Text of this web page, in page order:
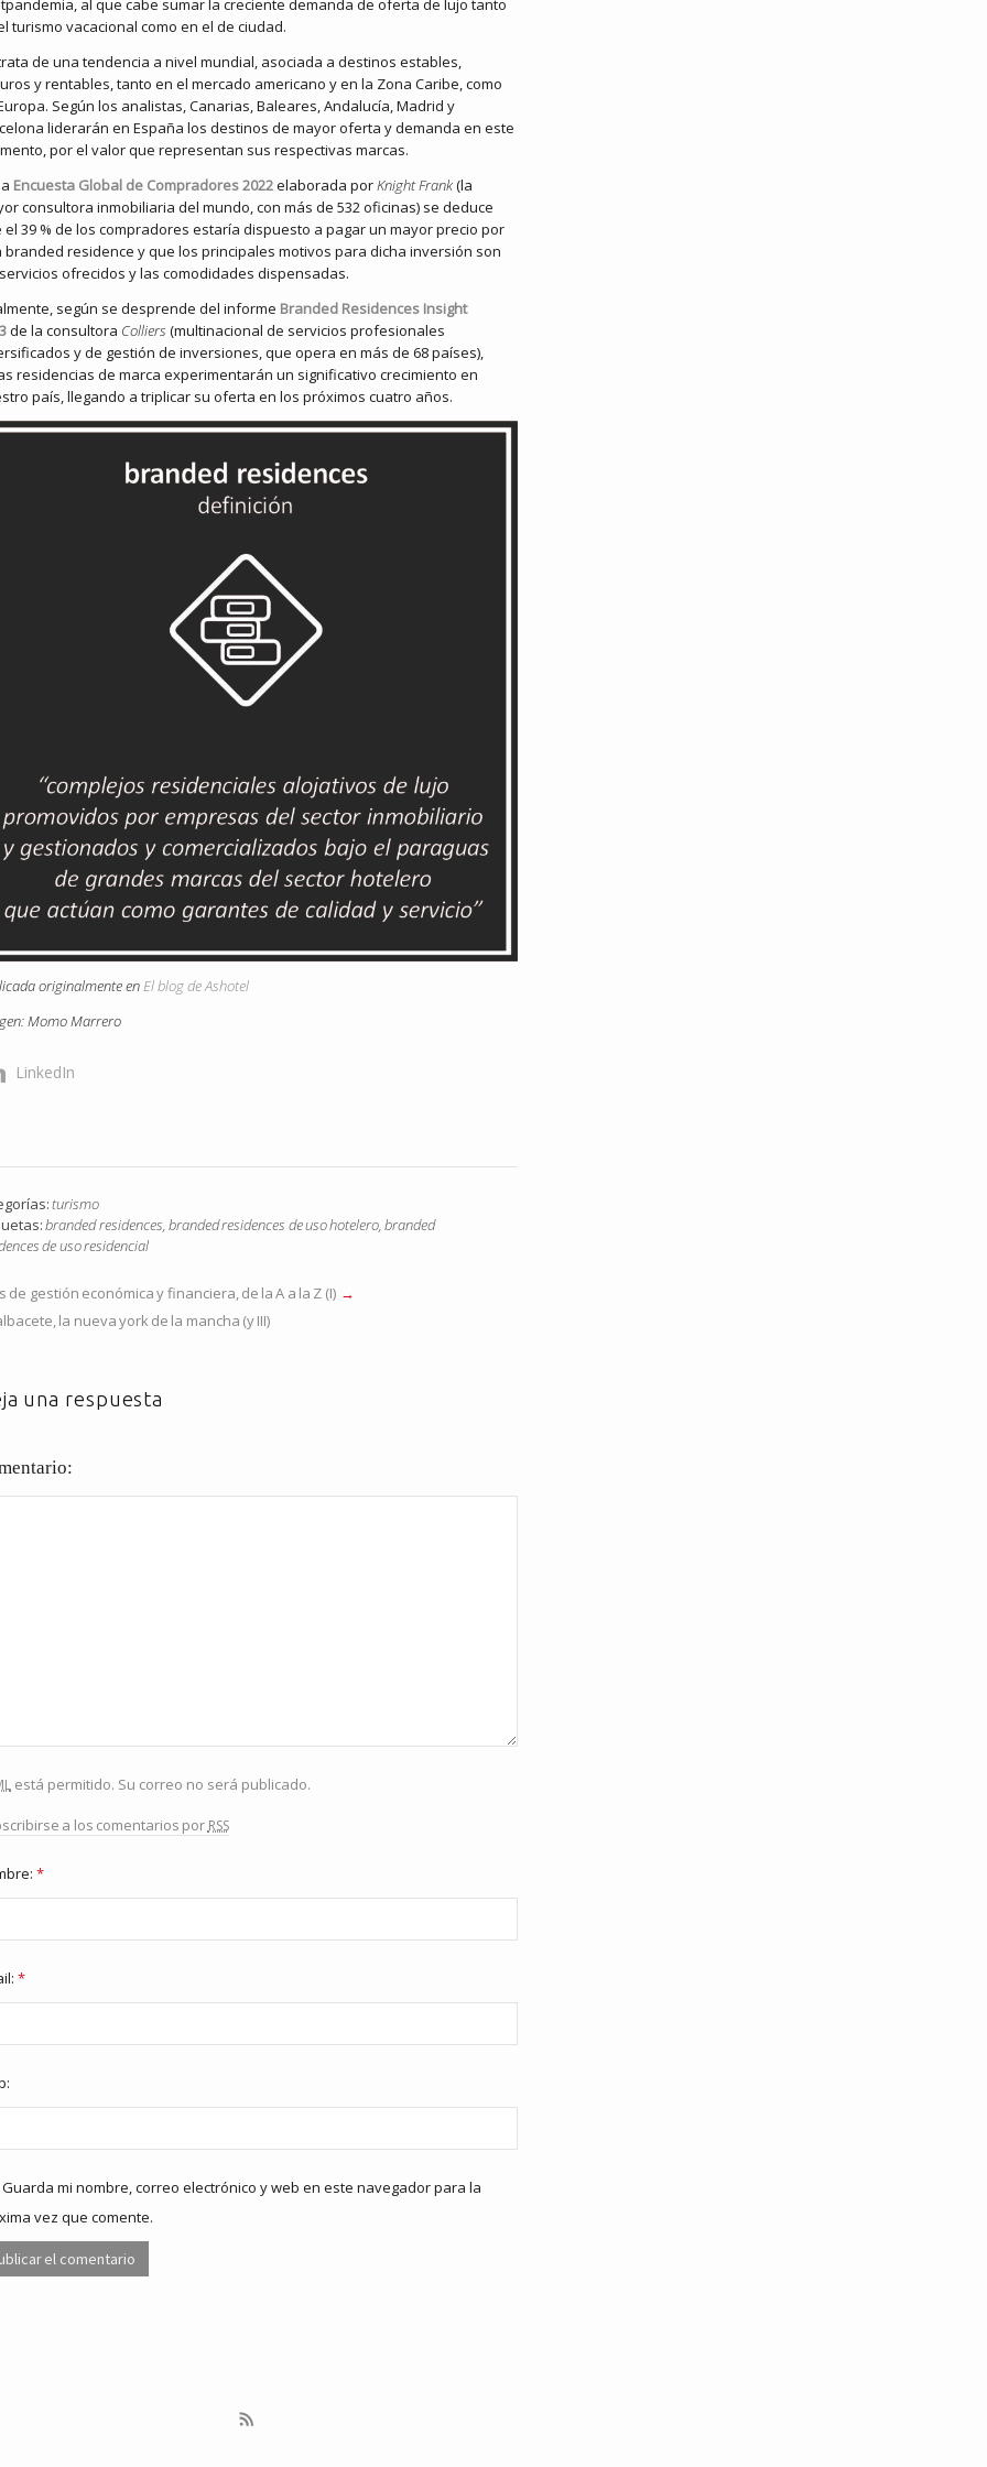
al que cabe sumar la creciente demanda de oferta de lujo tanto
turismo vacacional como en el de ciudad.
de una tendencia a nivel mundial, asociada a destinos estables,
y rentables, tanto en el mercado americano y en la Zona Caribe, como
Según los analistas, Canarias, Baleares, Andalucía, Madrid y
liderarán en España los destinos de mayor oferta y demanda en este
por el valor que representan sus respectivas marcas.
Encuesta Global de Compradores 2022elaborada porKnight Frank(la
consultora inmobiliaria del mundo, con más de 532 oficinas) se deduce
el 39 % de los compradores estaría dispuesto a pagar un mayor precio por
branded residence y que los principales motivos para dicha inversión son
ofrecidos y las comodidades dispensadas.
según se desprende del informe Branded Residences Insight
de la consultora Colliers (multinacional de servicios profesionales
y de gestión de inversiones, que opera en más de 68 países),
residencias de marca experimentarán un significativo crecimiento en
país, llegando a triplicar su oferta en los próximos cuatro años.
originalmente enEl blog de Ashotel
Momo Marrero
LinkedIn
turismo
branded residences,branded residences de uso hotelero,branded
de uso residencial
de gestión económica y financiera, de la A a la Z (I)
la nueva york de la mancha (y III)
una respuesta
está permitido. Su correo no será publicado.
a los comentarios por rss
*
*
Guarda mi nombre, correo electrónico y web en este navegador para la
vez que comente.